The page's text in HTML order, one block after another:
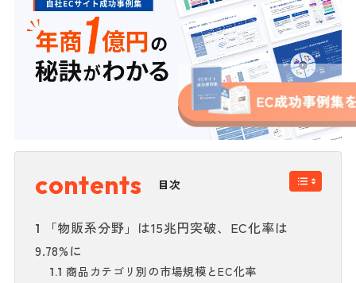
目次
1
「物販系分野」は15兆円突破、EC化率は
9.78%に
1.1 商品カテゴリ別の市場規模とEC化率